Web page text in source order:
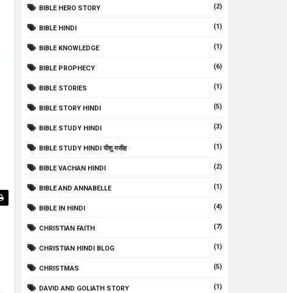
BIBLE HERO STORY (2)
BIBLE HINDI (1)
BIBLE KNOWLEDGE (1)
BIBLE PROPHECY (6)
BIBLE STORIES (1)
BIBLE STORY HINDI (5)
BIBLE STUDY HINDI (3)
BIBLE STUDY HINDI यीशु मसीह (1)
BIBLE VACHAN HINDI (2)
BIBLE AND ANNABELLE (1)
BIBLE IN HINDI (4)
CHRISTIAN FAITH (7)
CHRISTIAN HINDI BLOG (1)
CHRISTMAS (5)
DAVID AND GOLIATH STORY (1)